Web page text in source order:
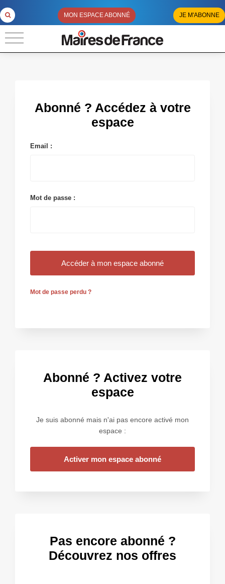
MON ESPACE ABONNÉ JE M'ABONNE
Abonné ? Accédez à votre
espace
Email :
Mot de passe :
Mot de passe perdu ?
Abonné ? Activez votre
espace
Je suis abonné mais n'ai pas encore activé mon
espace :
Activer mon espace abonné
Pas encore abonné ?
Découvrez nos offres